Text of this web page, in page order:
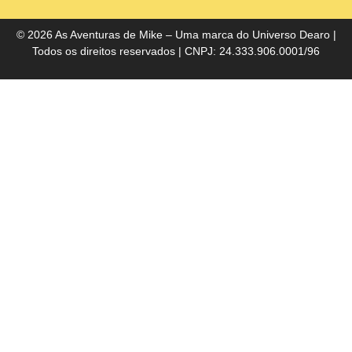
© 2026 As Aventuras de Mike – Uma marca do Universo Dearo|
Todos os direitos reservados | CNPJ: 24.333.906.0001/96